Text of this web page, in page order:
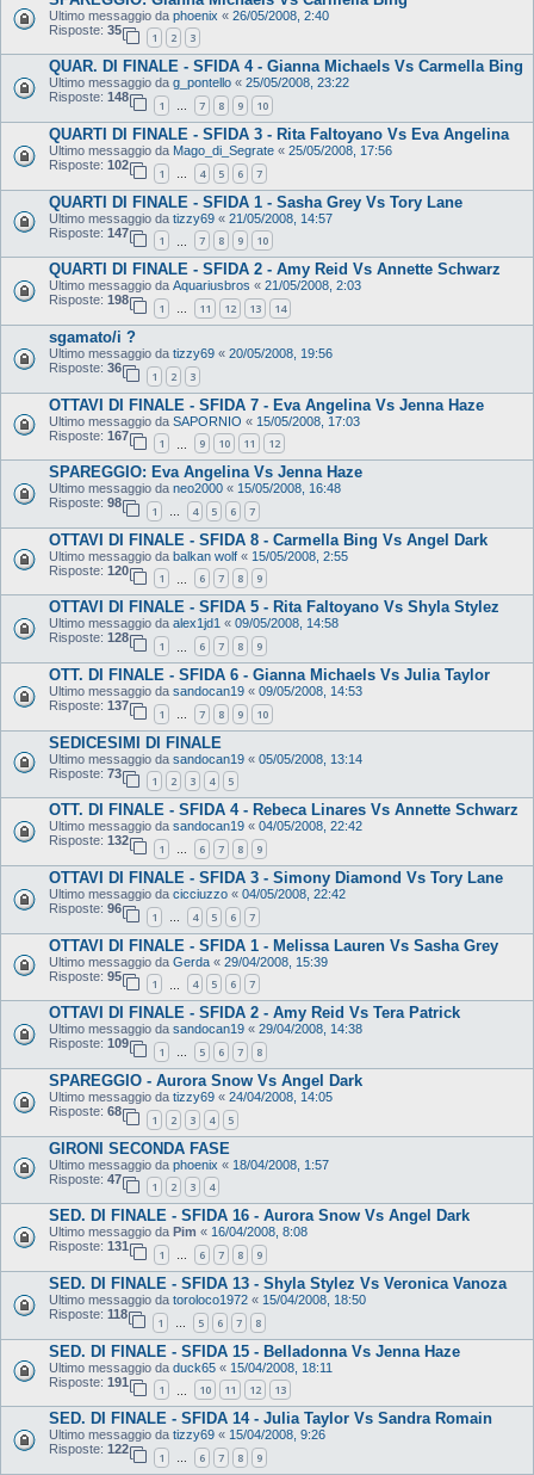
Ultimo messaggio da phoenix « 26/05/2008, 2:40
Risposte: 35
1 2 3
QUAR. DI FINALE - SFIDA 4 - Gianna Michaels Vs Carmella Bing
Ultimo messaggio da g_pontello « 25/05/2008, 23:22
Risposte: 148
1 … 7 8 9 10
QUARTI DI FINALE - SFIDA 3 - Rita Faltoyano Vs Eva Angelina
Ultimo messaggio da Mago_di_Segrate « 25/05/2008, 17:56
Risposte: 102
1 … 4 5 6 7
QUARTI DI FINALE - SFIDA 1 - Sasha Grey Vs Tory Lane
Ultimo messaggio da tizzy69 « 21/05/2008, 14:57
Risposte: 147
1 7 8 9 10
QUARTI DI FINALE - SFIDA 2 - Amy Reid Vs Annette Schwarz
Ultimo messaggio da Aquariusbros « 21/05/2008, 2:03
Risposte: 198
1 … 11 12 13 14
sgamato/i ?
Ultimo messaggio da tizzy69 « 20/05/2008, 19:56
Risposte: 36
1 2 3
OTTAVI DI FINALE - SFIDA 7 - Eva Angelina Vs Jenna Haze
Ultimo messaggio da SAPORNIO « 15/05/2008, 17:03
Risposte: 167
1 9 10 11 12
SPAREGGIO: Eva Angelina Vs Jenna Haze
Ultimo messaggio da neo2000 « 15/05/2008, 16:48
Risposte: 98
1 … 4 5 6 7
OTTAVI DI FINALE - SFIDA 8 - Carmella Bing Vs Angel Dark
Ultimo messaggio da balkan wolf « 15/05/2008, 2:55
Risposte: 120
1 6 7 8 9
OTTAVI DI FINALE - SFIDA 5 - Rita Faltoyano Vs Shyla Stylez
Ultimo messaggio da alex1jd1 « 09/05/2008, 14:58
Risposte: 128
1 6 7 8 9
OTT. DI FINALE - SFIDA 6 - Gianna Michaels Vs Julia Taylor
Ultimo messaggio da sandocan19 « 09/05/2008, 14:53
Risposte: 137
1 … 7 8 9 10
SEDICESIMI DI FINALE
Ultimo messaggio da sandocan19 « 05/05/2008, 13:14
Risposte: 73
1 2 3 4 5
OTT. DI FINALE - SFIDA 4 - Rebeca Linares Vs Annette Schwarz
Ultimo messaggio da sandocan19 « 04/05/2008, 22:42
Risposte: 132
1 … 6 7 8 9
OTTAVI DI FINALE - SFIDA 3 - Simony Diamond Vs Tory Lane
Ultimo messaggio da cicciuzzo « 04/05/2008, 22:42
Risposte: 96
1 … 4 5 6 7
OTTAVI DI FINALE - SFIDA 1 - Melissa Lauren Vs Sasha Grey
Ultimo messaggio da Gerda « 29/04/2008, 15:39
Risposte: 95
1 4 5 6 7
OTTAVI DI FINALE - SFIDA 2 - Amy Reid Vs Tera Patrick
Ultimo messaggio da sandocan19 « 29/04/2008, 14:38
Risposte: 109
1 … 5 6 7 8
SPAREGGIO - Aurora Snow Vs Angel Dark
Ultimo messaggio da tizzy69 « 24/04/2008, 14:05
Risposte: 68
1 2 3 4 5
GIRONI SECONDA FASE
Ultimo messaggio da phoenix « 18/04/2008, 1:57
Risposte: 47
1 2 3 4
SED. DI FINALE - SFIDA 16 - Aurora Snow Vs Angel Dark
Ultimo messaggio da Pim « 16/04/2008, 8:08
Risposte: 131
1 … 6 7 8 9
SED. DI FINALE - SFIDA 13 - Shyla Stylez Vs Veronica Vanoza
Ultimo messaggio da toroloco1972 « 15/04/2008, 18:50
Risposte: 118
1 5 6 7 8
SED. DI FINALE - SFIDA 15 - Belladonna Vs Jenna Haze
Ultimo messaggio da duck65 « 15/04/2008, 18:11
Risposte: 191
1 10 11 12 13
SED. DI FINALE - SFIDA 14 - Julia Taylor Vs Sandra Romain
Ultimo messaggio da tizzy69 « 15/04/2008, 9:26
Risposte: 122
1 … 6 7 8 9